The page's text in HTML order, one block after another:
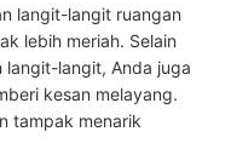
langit-langit ruangan
lebih meriah. Selain
langit, Anda juga
kesan melayang.
tampak menarik